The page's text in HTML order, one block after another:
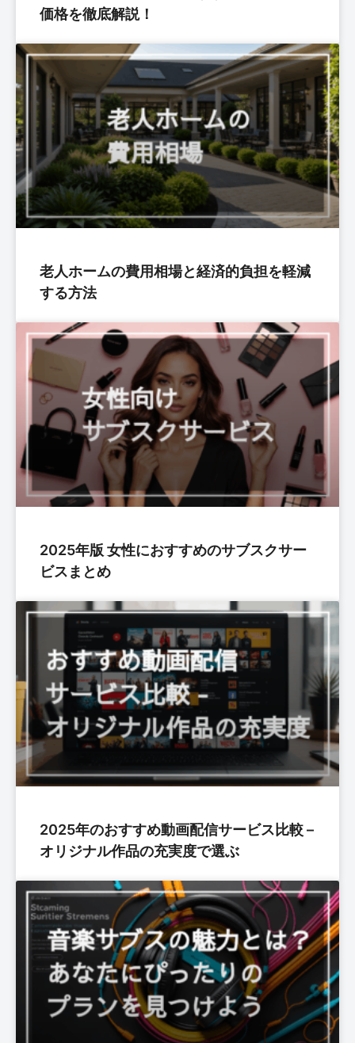
価格を徹底解説！
老人ホームの費用相場と経済的負担を軽減
する方法
2025年版 女性におすすめのサブスクサー
ビスまとめ
2025年のおすすめ動画配信サービス比較 –
オリジナル作品の充実度で選ぶ